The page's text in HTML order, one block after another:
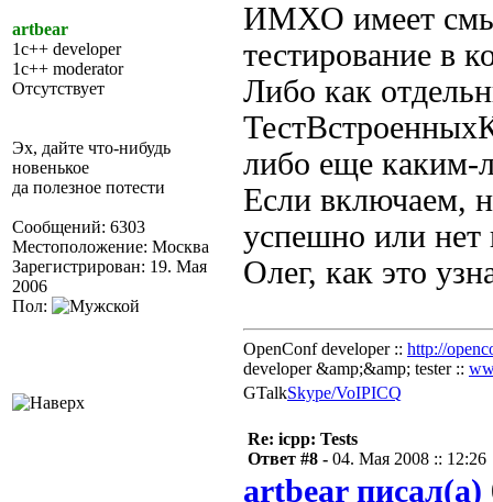
artbear
1c++ developer
1c++ moderator
Отсутствует
Эх, дайте что-нибудь
новенькое
да полезное потести
Сообщений: 6303
Местоположение: Москва
Зарегистрирован: 19. Мая
2006
Пол:
ИМХО имеет
тестирование в
Либо как
либо еще каким-
Если включаем,
успешно или нет
Олег, как это
OpenConf developer :: http://
developer &amp;&amp; tester ::
GTalkSkype/VoIPICQ
Re: icpp: Tests
Ответ #8 - 04. Мая 2008 :: 12:26
artbear писал(а)